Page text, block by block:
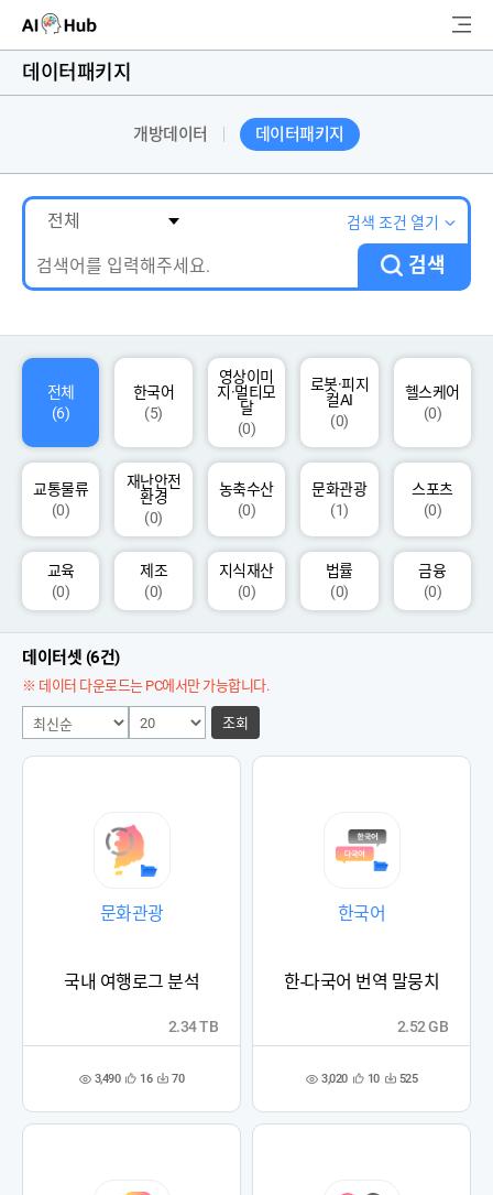
AI-Hub
AI 데이터찾기
AI 허브소개
AI 개발지원
고객지원
색
데이터패키지
개방데이터 데이터패키지
검색 조건 열기
검색
전체
(6)
한국어
(5)
영상이미
지·멀티모
달
(0)
로봇·피지
컬AI
(0)
헬스케어
(0)
교통물류
(0)
재난안전
환경
(0)
농축수산
(0)
문화관광
(1)
스포츠
(0)
교육
(0)
제조
(0)
지식재산
(0)
법률
(0)
금융
(0)
데이터셋 (6건)
※ 데이터 다운로드는 PC에서만 가능합니다.
조회
문화관광
국내 여행로그 분석
조 3,490 관
록
16 다 70
2.34 TB
한국어
한-다국어 번역 말뭉치
조 3,020 관
록
10 다 525
2.52 GB